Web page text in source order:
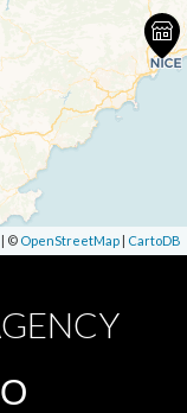
| © OpenStreetMap | CartoDB